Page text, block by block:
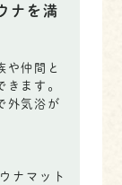
ナを満
や仲間と
きます。
外気浴が
ナマット